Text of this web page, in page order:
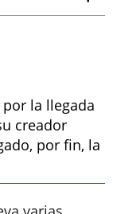
la llegada
creador
por fin, la